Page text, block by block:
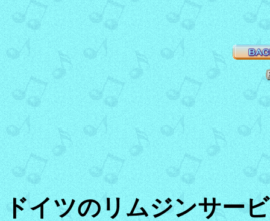
ドイツのリムジンサー